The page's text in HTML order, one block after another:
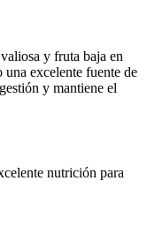
y fruta baja en
excelente fuente de
y mantiene el
nutrición para